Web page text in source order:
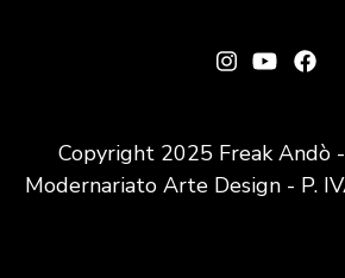
Copyright 2025 Freak Andò
Modernariato Arte Design - P.